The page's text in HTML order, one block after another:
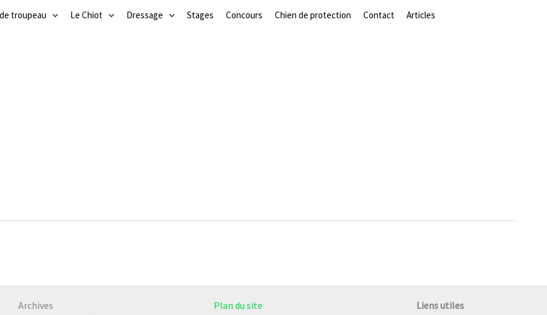
troupeau Le Chiot Dressage Stages Concours Chien de protection Contact Articles
Archives Plan du site
Liens utiles